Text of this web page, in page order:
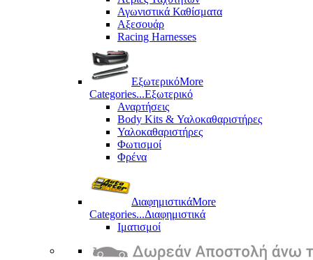
Αγωνιστικά Καθίσματα
Αξεσουάρ
Racing Harnesses
ΕξωτερικόMore
Categories...Εξωτερικό
Αναρτήσεις
Body Kits & Υαλοκαθαριστήρες
Υαλοκαθαριστήρες
Φωτισμοί
Φρένα
ΔιαφημιστικάMore
Categories...Διαφημιστικά
Ιματισμοί